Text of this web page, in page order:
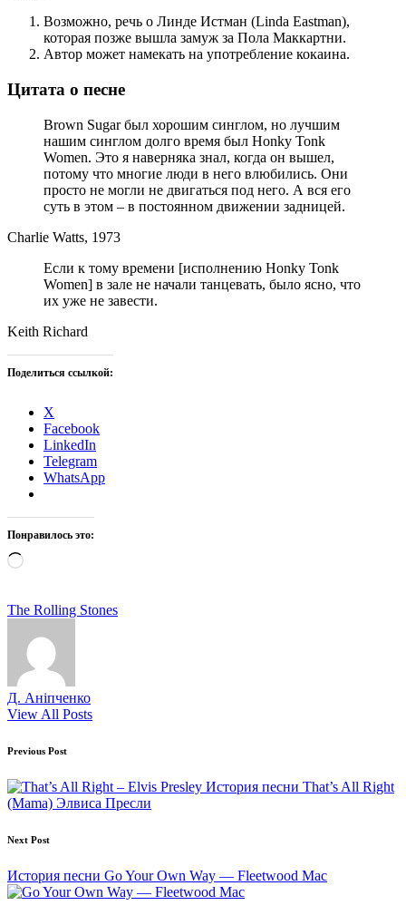
Возможно, речь о Линде Истман (Linda Eastman),
которая позже вышла замуж за Пола Маккартни.
Автор может намекать на употребление кокаина.
Цитата о песне
Brown Sugar был хорошим синглом, но лучшим
нашим синглом долго время был Honky Tonk
Women. Это я наверняка знал, когда он вышел,
потому что многие люди в него влюбились. Они
просто не могли не двигаться под него. А вся его
суть в этом – в постоянном движении задницей.
Charlie Watts, 1973
Если к тому времени [исполнению Honky Tonk
Women] в зале не начали танцевать, было ясно, что
их уже не завести.
Keith Richard
Поделиться ссылкой:
X
Facebook
LinkedIn
Telegram
WhatsApp
Понравилось это:
Загрузка…
Tags:
The Rolling Stones
Д. Аніпченко
View All Posts
Post
navigation
Previous Post
История песни That’s All Right
(Mama) Элвиса Пресли
Next Post
История песни Go Your Own Way — Fleetwood Mac